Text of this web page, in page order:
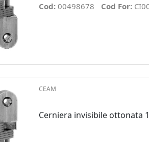
Cod: 00498678 Cod For:
CEAM
Cerniera invisibile ottonata